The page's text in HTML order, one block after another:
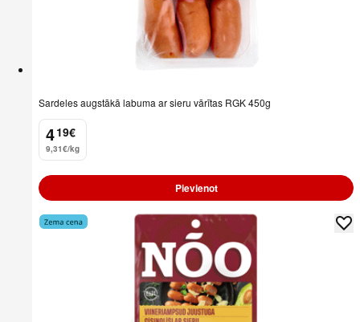
Sardeles augstākā labuma ar sieru vārītas RGK 450g
4
. 19€
9,31€/kg
Pievienot